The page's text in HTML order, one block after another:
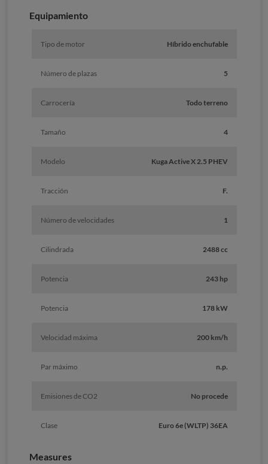
Equipamiento
Tipo de motor Híbrido enchufable
Número de plazas 5
Carrocería Todo terreno
Tamaño 4
Modelo Kuga Active X 2.5 PHEV
Tracción F.
Número de velocidades 1
Cilindrada 2488 cc
Potencia 243 hp
Potencia 178 kW
Velocidad máxima 200 km/h
Par máximo n.p.
Emisiones de CO2 No procede
Clase Euro 6e (WLTP) 36EA
Measures